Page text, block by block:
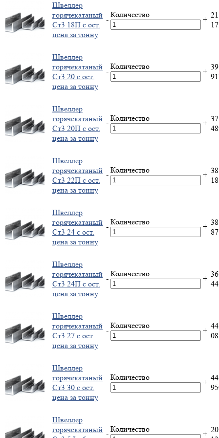
Швеллер
горячекатаный
Ст3 18П с ост.
цена за тонну
-
Количество
+ 21
Швеллер
горячекатаный
Ст3 20 с ост.
цена за тонну
-
Количество
+ 39
Швеллер
горячекатаный
Ст3 20П с ост.
цена за тонну
-
Количество
+ 37
Швеллер
горячекатаный
Ст3 22П с ост.
цена за тонну
-
Количество
+ 38
Швеллер
горячекатаный
Ст3 24 с ост.
цена за тонну
-
Количество
+ 38
Швеллер
горячекатаный
Ст3 24П с ост.
цена за тонну
-
Количество
+ 36
Швеллер
горячекатаный
Ст3 27 с ост.
цена за тонну
-
Количество
+ 44
Швеллер
горячекатаный
Ст3 30 с ост.
цена за тонну
-
Количество
+ 44
Швеллер
горячекатаный -
Количество
+ 20